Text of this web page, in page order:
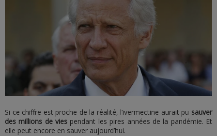
Si ce chiffre est proche de la réalité, l’ivermectine aurait pu sauver
des millions de vies pendant les pires années de la pandémie. Et
elle peut encore en sauver aujourd’hui.